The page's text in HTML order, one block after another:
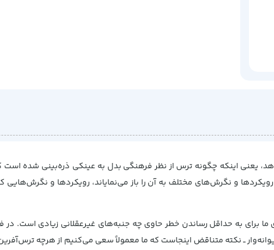
اینکه چگونه ترس از نظر فرهنگی بدل به عینکی ذره‌‌بینی شده است
و نگرش‌های مختلف به آن را باز می‌‌نمایاند، رویکردها و نگرش‌هایی که
به حداقل رساندن خطر حاوی چه جنبه‌‌های غیرعقلانی زیادی است. در
ــ نکته متناقض اینجاست که ما معمولاً سعی می‌‌کنیم از هرچه